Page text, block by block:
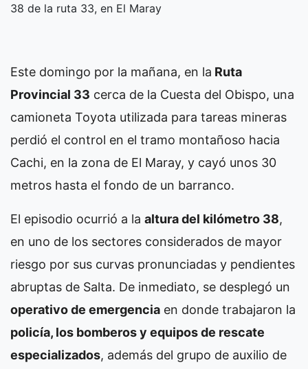
38 de la ruta 33, en El Maray
Este domingo por la mañana, en la Ruta
Provincial 33 cerca de la Cuesta del Obispo, una
camioneta Toyota utilizada para tareas mineras
perdió el control en el tramo montañoso hacia
Cachi, en la zona de El Maray, y cayó unos 30
metros hasta el fondo de un barranco.
El episodio ocurrió a la altura del kilómetro 38,
en uno de los sectores considerados de mayor
riesgo por sus curvas pronunciadas y pendientes
abruptas de Salta. De inmediato, se desplegó un
operativo de emergencia en donde trabajaron la
policía, los bomberos y equipos de rescate
especializados, además del grupo de auxilio de